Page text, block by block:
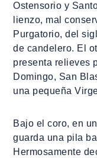
Ostensorio y
lienzo, mal
Purgatorio, del
de candelero. El
presenta relieves
Domingo, San
una pequeña
Bajo el coro, en
guarda una pila
Hermosamente